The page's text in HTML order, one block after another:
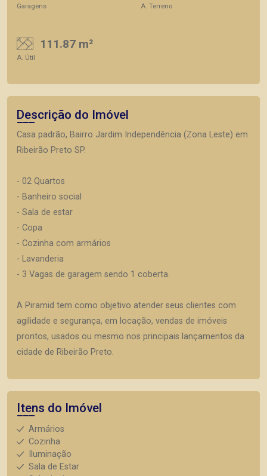
Garagens A. Terreno
111.87 m²
A. Útil
Descrição do Imóvel
Casa padrão, Bairro Jardim Independência (Zona Leste) em
Ribeirão Preto SP.
- 02 Quartos
- Banheiro social
- Sala de estar
- Copa
- Cozinha com armários
- Lavanderia
- 3 Vagas de garagem sendo 1 coberta.
A Piramid tem como objetivo atender seus clientes com
agilidade e segurança, em locação, vendas de imóveis
prontos, usados ou mesmo nos principais lançamentos da
cidade de Ribeirão Preto.
Itens do Imóvel
Armários
Cozinha
Iluminação
Sala de Estar